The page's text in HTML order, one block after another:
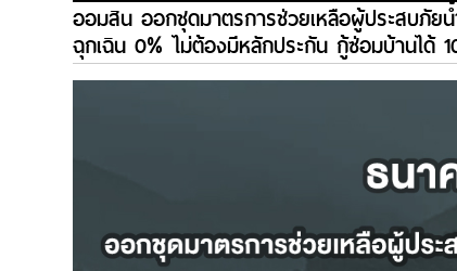
ออมสิน ออกชุดมาตรการช่วยเหลือผู้ประสบภั
ฉุกเฉิน 0% ไม่ต้องมีหลักประกัน กู้ซ่อมบ้านได้